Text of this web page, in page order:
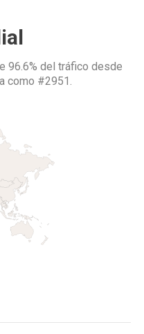
96.6% del tráfico desde
como #2951.